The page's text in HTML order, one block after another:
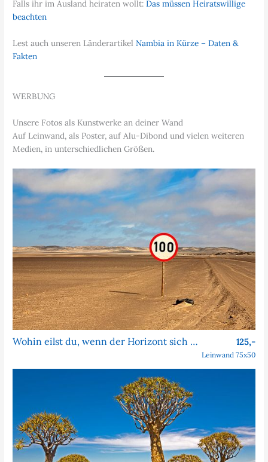
Falls ihr im Ausland heiraten wollt:Das müssen Heiratswillige
beachten
Lest auch unseren LänderartikelNambia in Kürze – Daten &
Fakten
WERBUNG
Unsere Fotos als Kunstwerke an deiner Wand
Auf Leinwand, als Poster, auf Alu-Dibond und vielen weiteren
Medien, in unterschiedlichen Größen.
Wohin eilst du, wenn der Horizont sich nie nähert? 125,-
Leinwand 75x50